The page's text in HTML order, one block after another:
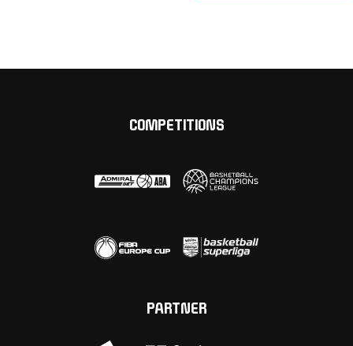
COMPETITIONS
PARTNER